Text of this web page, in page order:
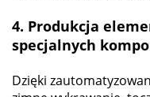
4. Produkcja
specjalnych
Dzięki